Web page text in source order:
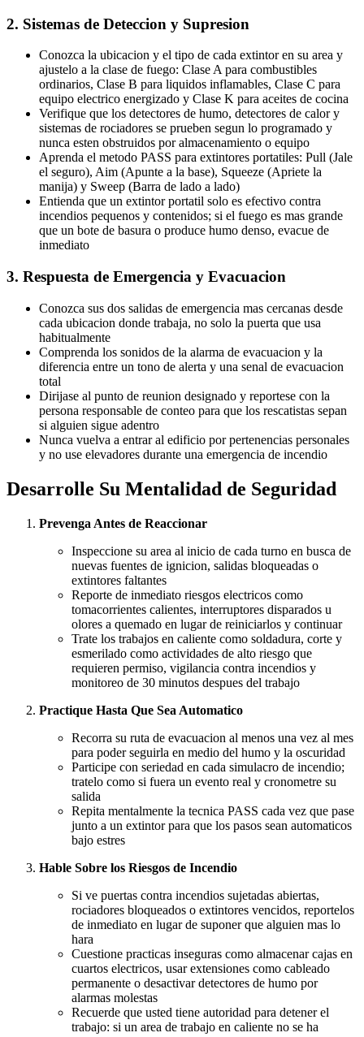
2. Sistemas de Deteccion y Supresion
Conozca la ubicacion y el tipo de cada extintor en su area y
ajustelo a la clase de fuego: Clase A para combustibles
ordinarios, Clase B para liquidos inflamables, Clase C para
equipo electrico energizado y Clase K para aceites de cocina
Verifique que los detectores de humo, detectores de calor y
sistemas de rociadores se prueben segun lo programado y
nunca esten obstruidos por almacenamiento o equipo
Aprenda el metodo PASS para extintores portatiles: Pull (Jale
el seguro), Aim (Apunte a la base), Squeeze (Apriete la
manija) y Sweep (Barra de lado a lado)
Entienda que un extintor portatil solo es efectivo contra
incendios pequenos y contenidos; si el fuego es mas grande
que un bote de basura o produce humo denso, evacue de
inmediato
3. Respuesta de Emergencia y Evacuacion
Conozca sus dos salidas de emergencia mas cercanas desde
cada ubicacion donde trabaja, no solo la puerta que usa
habitualmente
Comprenda los sonidos de la alarma de evacuacion y la
diferencia entre un tono de alerta y una senal de evacuacion
total
Dirijase al punto de reunion designado y reportese con la
persona responsable de conteo para que los rescatistas sepan
si alguien sigue adentro
Nunca vuelva a entrar al edificio por pertenencias personales
y no use elevadores durante una emergencia de incendio
Desarrolle Su Mentalidad de Seguridad
Prevenga Antes de Reaccionar
Inspeccione su area al inicio de cada turno en busca de
nuevas fuentes de ignicion, salidas bloqueadas o
extintores faltantes
Reporte de inmediato riesgos electricos como
tomacorrientes calientes, interruptores disparados u
olores a quemado en lugar de reiniciarlos y continuar
Trate los trabajos en caliente como soldadura, corte y
esmerilado como actividades de alto riesgo que
requieren permiso, vigilancia contra incendios y
monitoreo de 30 minutos despues del trabajo
Practique Hasta Que Sea Automatico
Recorra su ruta de evacuacion al menos una vez al mes
para poder seguirla en medio del humo y la oscuridad
Participe con seriedad en cada simulacro de incendio;
tratelo como si fuera un evento real y cronometre su
salida
Repita mentalmente la tecnica PASS cada vez que pase
junto a un extintor para que los pasos sean automaticos
bajo estres
Hable Sobre los Riesgos de Incendio
Si ve puertas contra incendios sujetadas abiertas,
rociadores bloqueados o extintores vencidos, reportelos
de inmediato en lugar de suponer que alguien mas lo
hara
Cuestione practicas inseguras como almacenar cajas en
cuartos electricos, usar extensiones como cableado
permanente o desactivar detectores de humo por
alarmas molestas
Recuerde que usted tiene autoridad para detener el
trabajo: si un area de trabajo en caliente no se ha